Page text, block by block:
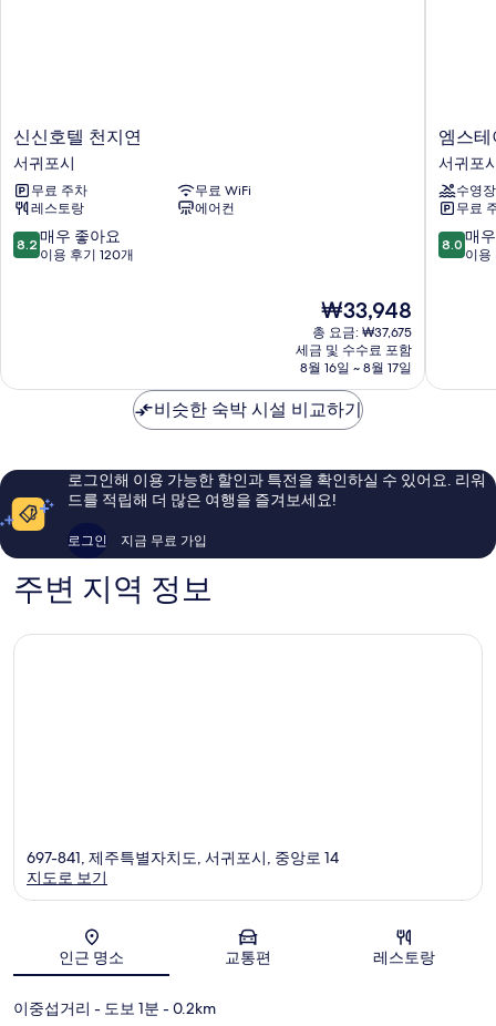
신
신
호
텔
천
지
연
신신호텔 천지연
서귀포시
무료 주차
무료 WiFi
레스토랑
에어컨
10
점
우
이
용
후
기
120
개
8.2 매우 좋아요
이용 후기 120개
현
재
요
금
₩33,948
₩33,948
총 요금: ₩37,675
세금 및 수수료 포함
8월 16일 ~ 8월 17일
엠
스
테
이
호
텔
제
엠스
서귀포
수영장
무료
10
점
우
이
8.0 매
이용
비슷한 숙박 시설 비교하기
로그인해 이용 가능한 할인과 특전을 확인하실 수 있어요. 리워
드를 적립해 더 많은 여행을 즐겨보세요!
로그인 지금 무료 가입
주변 지역 정보
지도
697-841, 제주특별자치도, 서귀포시, 중앙로 14
지도로 보기
인근 명소 교통편 레스토랑
이중섭거리 - 도보 1분 - 0.2km